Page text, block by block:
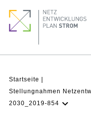
zum
Inhalt
Pfadnavigation
Startseite
Stellungnahmen
2030_2019-854
quick
links